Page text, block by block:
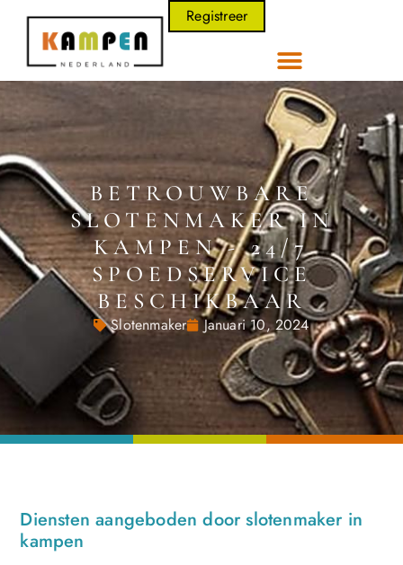
Registreer
BETROUWBARE
SLOTENMAKER IN
KAMPEN - 24/7
SPOEDSERVICE
BESCHIKBAAR
Slotenmaker Januari 10, 2024
Diensten aangeboden door slotenmaker in
kampen